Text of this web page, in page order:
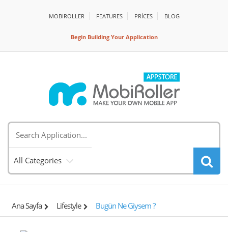
MOBIROLLER FEATURES PRİCES BLOG
Begin Building Your Application
All Categories
Ana Sayfa Lifestyle Bugün Ne Giysem ?